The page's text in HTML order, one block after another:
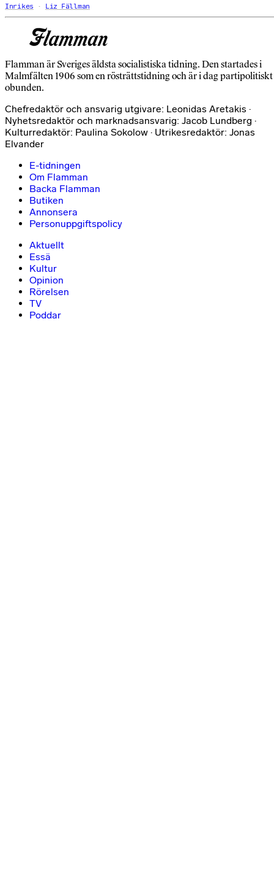
Inrikes Liz Fällman
Flamman är Sveriges äldsta socialistiska tidning. Den startades i
Malmfälten 1906 som en rösträttstidning och är i dag partipolitiskt
obunden.
Chefredaktör och ansvarig utgivare: Leonidas Aretakis ·
Nyhetsredaktör och marknadsansvarig: Jacob Lundberg ·
Kulturredaktör: Paulina Sokolow · Utrikesredaktör: Jonas
Elvander
E-tidningen
Om Flamman
Backa Flamman
Butiken
Annonsera
Personuppgiftspolicy
Aktuellt
Essä
Kultur
Opinion
Rörelsen
TV
Poddar